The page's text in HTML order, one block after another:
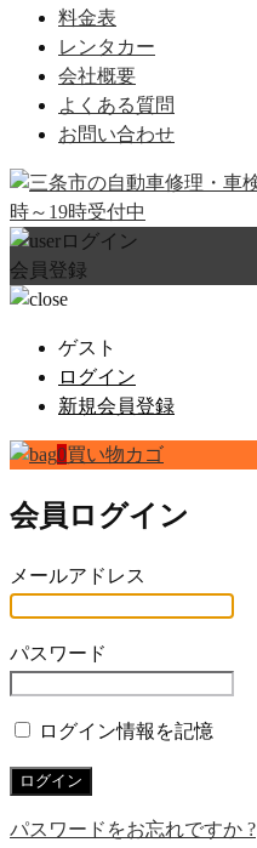
料金表
レンタカー
会社概要
よくある質問
お問い合わせ
ログイン
会員登録
ゲスト
ログイン
新規会員登録
0買い物カゴ
会員ログイン
メールアドレス
パスワード
ログイン情報を記憶
パスワードをお忘れですか ?